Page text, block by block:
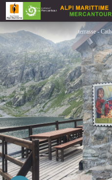
Refuge gardé de la Valmasque,
terrasse -